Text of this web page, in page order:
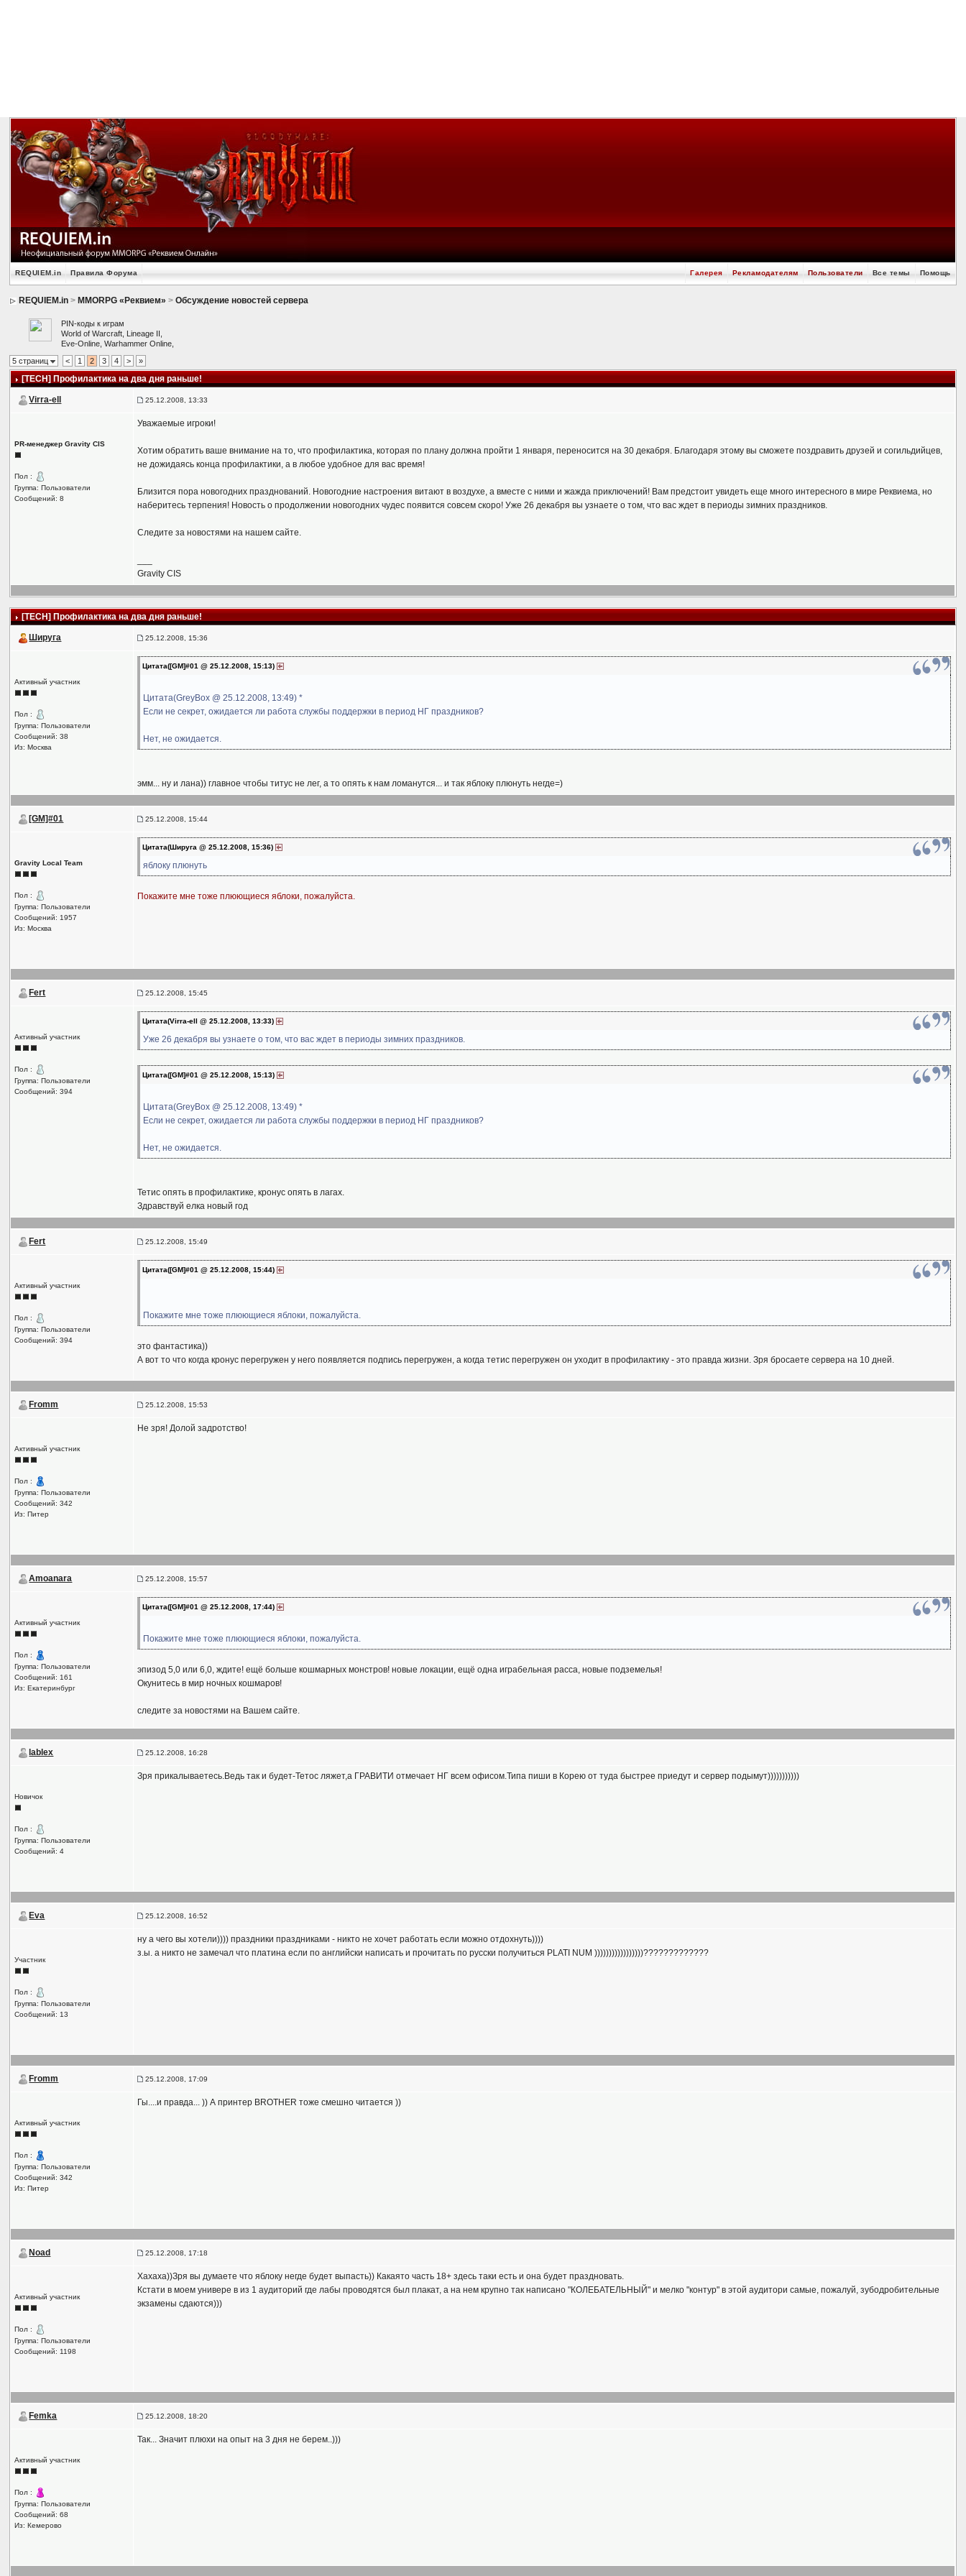
REQUIEM.in Правила Форума Помощь
Все темы
Пользователи
Рекламодателям
Галерея
REQUIEM.in > MMORPG «Реквием» >Обсуждение новостей сервера
PIN-коды к играм
World of Warcraft, Lineage II,
Eve-Online, Warhammer Online,
5 страниц
< 1 2 3 4 > »
[TECH] Профилактика на два дня раньше!
Virra-ell 25.12.2008, 13:33
PR-менеджер Gravity CIS
Пол :
Группа: Пользователи
Сообщений: 8
Уважаемые игроки!
Хотим обратить ваше внимание на то, что профилактика, которая по плану должна пройти 1 января, переносится на 30 декабря. Благодаря этому вы сможете поздравить друзей и согильдийцев,
не дожидаясь конца профилактики, а в любое удобное для вас время!
Близится пора новогодних празднований. Новогодние настроения витают в воздухе, а вместе с ними и жажда приключений! Вам предстоит увидеть еще много интересного в мире Реквиема, но
наберитесь терпения! Новость о продолжении новогодних чудес появится совсем скоро! Уже 26 декабря вы узнаете о том, что вас ждет в периоды зимних праздников.
Следите за новостями на нашем сайте.
Gravity CIS
[TECH] Профилактика на два дня раньше!
Шируга 25.12.2008, 15:36
Активный участник
Пол :
Группа: Пользователи
Сообщений: 38
Из: Москва
Цитата([GM]#01 @ 25.12.2008, 15:13)
Цитата(GreyBox @ 25.12.2008, 13:49) *
Если не секрет, ожидается ли работа службы поддержки в период НГ праздников?
Нет, не ожидается.
эмм... ну и лана)) главное чтобы титус не лег, а то опять к нам ломанутся... и так яблоку плюнуть негде=)
[GM]#01 25.12.2008, 15:44
Gravity Local Team
Пол :
Группа: Пользователи
Сообщений: 1957
Из: Москва
Цитата(Шируга @ 25.12.2008, 15:36)
яблоку плюнуть
Покажите мне тоже плюющиеся яблоки, пожалуйста.
Fert 25.12.2008, 15:45
Активный участник
Пол :
Группа: Пользователи
Сообщений: 394
Цитата(Virra-ell @ 25.12.2008, 13:33)
Уже 26 декабря вы узнаете о том, что вас ждет в периоды зимних праздников.
Цитата([GM]#01 @ 25.12.2008, 15:13)
Цитата(GreyBox @ 25.12.2008, 13:49) *
Если не секрет, ожидается ли работа службы поддержки в период НГ праздников?
Нет, не ожидается.
Тетис опять в профилактике, кронус опять в лагах.
Здравствуй елка новый год
Fert 25.12.2008, 15:49
Активный участник
Пол :
Группа: Пользователи
Сообщений: 394
Цитата([GM]#01 @ 25.12.2008, 15:44)
Покажите мне тоже плюющиеся яблоки, пожалуйста.
это фантастика))
А вот то что когда кронус перегружен у него появляется подпись перегружен, а когда тетис перегружен он уходит в профилактику - это правда жизни. Зря бросаете сервера на 10 дней.
Fromm 25.12.2008, 15:53
Активный участник
Пол :
Группа: Пользователи
Сообщений: 342
Из: Питер
Не зря! Долой задротство!
Amoanara 25.12.2008, 15:57
Активный участник
Пол :
Группа: Пользователи
Сообщений: 161
Из: Екатеринбург
Цитата([GM]#01 @ 25.12.2008, 17:44)
Покажите мне тоже плюющиеся яблоки, пожалуйста.
эпизод 5,0 или 6,0, ждите! ещё больше кошмарных монстров! новые локации, ещё одна играбельная расса, новые подземелья!
Окунитесь в мир ночных кошмаров!
следите за новостями на Вашем сайте.
lablex 25.12.2008, 16:28
Новичок
Пол :
Группа: Пользователи
Сообщений: 4
Зря прикалываетесь.Ведь так и будет-Тетос ляжет,а ГРАВИТИ отмечает НГ всем офисом.Типа пиши в Корею от туда быстрее приедут и сервер подымут)))))))))))
Eva 25.12.2008, 16:52
Участник
Пол :
Группа: Пользователи
Сообщений: 13
ну а чего вы хотели)))) праздники праздниками - никто не хочет работать если можно отдохнуть))))
з.ы. а никто не замечал что платина если по английски написать и прочитать по русски получиться PLATI NUM )))))))))))))))))?????????????
Fromm 25.12.2008, 17:09
Активный участник
Пол :
Группа: Пользователи
Сообщений: 342
Из: Питер
Гы....и правда... )) А принтер BROTHER тоже смешно читается ))
Noad 25.12.2008, 17:18
Активный участник
Пол :
Группа: Пользователи
Сообщений: 1198
Хахаха))Зря вы думаете что яблоку негде будет выпасть)) Какаято часть 18+ здесь таки есть и она будет праздновать.
Кстати в моем универе в из 1 аудиторий где лабы проводятся был плакат, а на нем крупно так написано "КОЛЕБАТЕЛЬНЫЙ" и мелко "контур" в этой аудитори самые, пожалуй, зубодробительные
экзамены сдаются)))
Femka 25.12.2008, 18:20
Активный участник
Пол :
Группа: Пользователи
Сообщений: 68
Из: Кемерово
Так... Значит плюхи на опыт на 3 дня не берем..)))